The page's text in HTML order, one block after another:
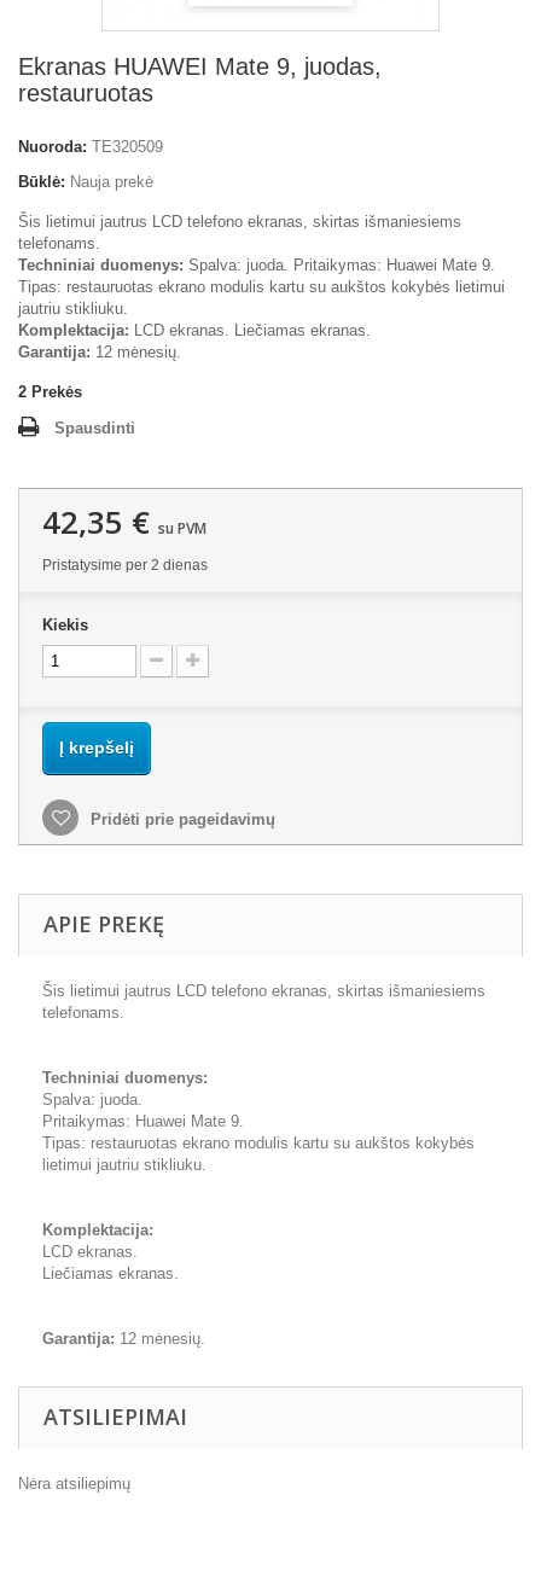
Ekranas HUAWEI Mate 9, juodas,
restauruotas
Nuoroda: TE320509
Būklė: Nauja prekė
Šis lietimui jautrus LCD telefono ekranas, skirtas išmaniesiems
telefonams.
Techniniai duomenys: Spalva: juoda. Pritaikymas: Huawei Mate 9.
Tipas: restauruotas ekrano modulis kartu su aukštos kokybės lietimui
jautriu stikliuku.
Komplektacija: LCD ekranas. Liečiamas ekranas.
Garantija: 12 mėnesių.
2 Prekės
Spausdinti
42,35 € su PVM
Pristatysime per 2 dienas
Kiekis
Į krepšelį
Pridėti prie pageidavimų
APIE PREKĘ
Šis lietimui jautrus LCD telefono ekranas, skirtas išmaniesiems
telefonams.
Techniniai duomenys:
Spalva: juoda.
Pritaikymas: Huawei Mate 9.
Tipas: restauruotas ekrano modulis kartu su aukštos kokybės
lietimui jautriu stikliuku.
Komplektacija:
LCD ekranas.
Liečiamas ekranas.
Garantija: 12 mėnesių.
ATSILIEPIMAI
Nėra atsiliepimų